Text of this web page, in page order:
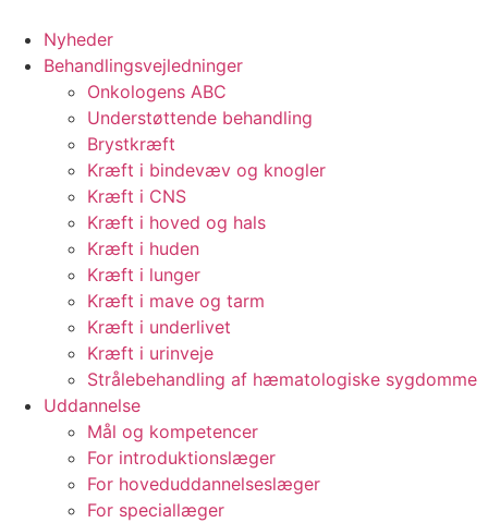
indhold
Nyheder
Behandlingsvejledninger
Onkologens ABC
Understøttende behandling
Brystkræft
Kræft i bindevæv og knogler
Kræft i CNS
Kræft i hoved og hals
Kræft i huden
Kræft i lunger
Kræft i mave og tarm
Kræft i underlivet
Kræft i urinveje
Strålebehandling af hæmatologiske sygdomme
Uddannelse
Mål og kompetencer
For introduktionslæger
For hoveduddannelseslæger
For speciallæger